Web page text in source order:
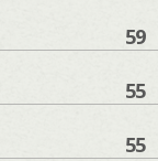
59
55
55